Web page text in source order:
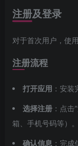
注册及登录
对于首次用户，使
注册流程
打开应用 ：安
选择注册 ：点
箱、手机号码等）。
确认信息 ：完